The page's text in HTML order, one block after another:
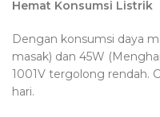
Hemat Konsumsi Listrik
Dengan konsumsi daya
masak) dan 45W
1001V tergolong rendah.
hari.